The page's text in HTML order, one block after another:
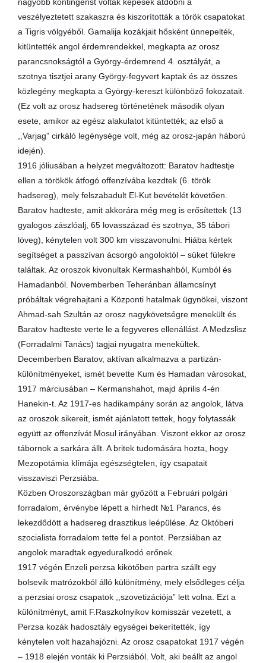
veszélyeztetett szakaszra és kiszorították a török csapatokat
a Tigris völgyéből. Gamalija kozákjait hősként ünnepelték,
kitüntették angol érdemrendekkel, megkapta az orosz
parancsnokságtól a György-érdemrend 4. osztályát, a
szotnya tisztjei arany György-fegyvert kaptak és az összes
közlegény megkapta a György-kereszt különböző fokozatait.
(Ez volt az orosz hadsereg történetének második olyan
esete, amikor az egész alakulatot kitüntették; az első a
,,Varjag” cirkáló legénysége volt, még az orosz-japán háború
idején).
1916 jóliusában a helyzet megváltozott: Baratov hadtestje
ellen a törökök átfogó offenzívába kezdtek (6. török
hadsereg), mely felszabadult El-Kut bevételét követően.
Baratov hadteste, amit akkorára még meg is erősítettek (13
gyalogos zászlóalj, 65 lovasszázad és szotnya, 35 tábori
löveg), kénytelen volt 300 km visszavonulni. Hiába kértek
segítséget a passzívan ácsorgó angoloktól – süket fülekre
találtak. Az oroszok kivonultak Kermashahból, Kumból és
Hamadanból. Novemberben Teheránban államcsínyt
próbáltak végrehajtani a Központi hatalmak ügynökei, viszont
Ahmad-sah Szultán az orosz nagykövetségre menekült és
Baratov hadteste verte le a fegyveres ellenállást. A Medzslisz
(Forradalmi Tanács) tagjai nyugatra menekültek.
Decemberben Baratov, aktívan alkalmazva a partizán-
különítményeket, ismét bevette Kum és Hamadan városokat,
1917 márciusában – Kermanshahot, majd április 4-én
Hanekin-t. Az 1917-es hadikampány során az angolok, látva
az oroszok sikereit, ismét ajánlatott tettek, hogy folytassák
együtt az offenzívát Mosul irányában. Viszont ekkor az orosz
tábornok a sarkára állt. A britek tudomására hozta, hogy
Mezopotámia klímája egészségtelen, így csapatait
visszaviszi Perzsiába.
Közben Oroszországban már győzött a Februári polgári
forradalom, érvénybe lépett a hírhedt №1 Parancs, és
lekezdődött a hadsereg drasztikus leépülése. Az Októberi
szocialista forradalom tette fel a pontot. Perzsiában az
angolok maradtak egyeduralkodó erőnek.
1917 végén Enzeli perzsa kikötőben partra szállt egy
bolsevik matrózokból álló különítmény, mely elsődleges célja
a perzsiai orosz csapatok ,,szovetizációja” lett volna. Ezt a
különítményt, amit F.Raszkolnyikov komisszár vezetett, a
Perzsa kozák hadosztály egységei bekerítették, így
kénytelen volt hazahajózni. Az orosz csapatokat 1917 végén
– 1918 elején vonták ki Perzsiából. Volt, aki beállt az angol